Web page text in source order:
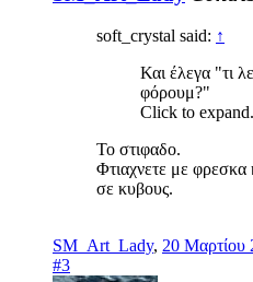
soft_crystal said: ↑
Και έλεγα "τι
φόρουμ?"
Click to
Το στιφαδο.
Φτιαχνετε με φρεσκα
σε κυβους.
SM_Art_Lady, 20 Μαρτίου
#3